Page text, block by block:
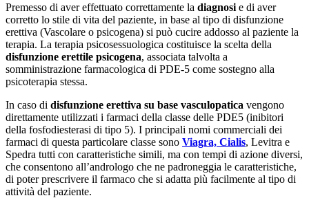
Premesso di aver effettuato correttamente la diagnosi e di aver
corretto lo stile di vita del paziente, in base al tipo di disfunzione
erettiva (Vascolare o psicogena) si può cucire addosso al paziente la
terapia. La terapia psicosessuologica costituisce la scelta della
disfunzione erettile psicogena, associata talvolta a
somministrazione farmacologica di PDE-5 come sostegno alla
psicoterapia stessa.
In caso di disfunzione erettiva su base vasculopatica vengono
direttamente utilizzati i farmaci della classe delle PDE5 (inibitori
della fosfodiesterasi di tipo 5). I principali nomi commerciali dei
farmaci di questa particolare classe sono Viagra, Cialis, Levitra e
Spedra tutti con caratteristiche simili, ma con tempi di azione diversi,
che consentono all’andrologo che ne padroneggia le caratteristiche,
di poter prescrivere il farmaco che si adatta più facilmente al tipo di
attività del paziente.